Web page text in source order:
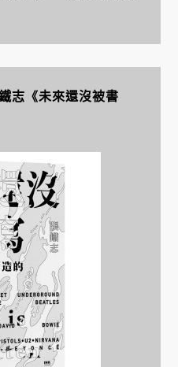
志《未來還沒被書